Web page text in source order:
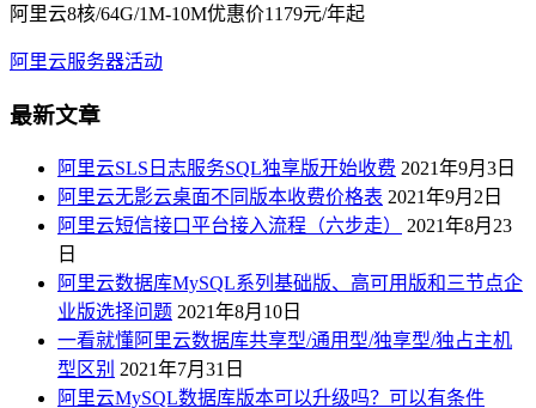
阿里云8核/64G/1M-10M优惠价1179元/年起
阿里云服务器活动
最新文章
阿里云SLS日志服务SQL独享版开始收费 2021年9月3日
阿里云无影云桌面不同版本收费价格表 2021年9月2日
阿里云短信接口平台接入流程（六步走）
2021年8月23
日
阿里云数据库MySQL系列基础版、高可用版和三节点企
业版选择问题 2021年8月10日
一看就懂阿里云数据库共享型/通用型/独享型/独占主机
型区别 2021年7月31日
阿里云MySQL数据库版本可以升级吗？可以有条件